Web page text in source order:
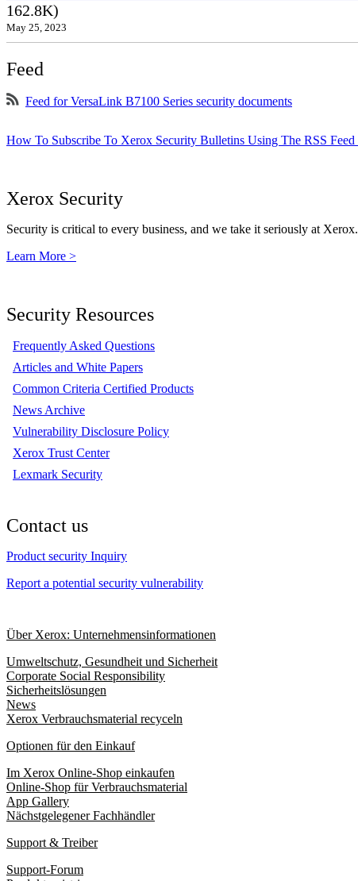
162.8K)
May 25, 2023
Feed
Feed for VersaLink B7100 Series security documents
How To Subscribe To Xerox Security Bulletins Using The RSS
Xerox Security
Security is critical to every business, and we take it seriously at Xerox.
Learn More >
Security Resources
Frequently Asked Questions
Articles and White Papers
Common Criteria Certified Products
News Archive
Vulnerability Disclosure Policy
Xerox Trust Center
Lexmark Security
Contact us
Product security Inquiry
Report a potential security vulnerability
Über Xerox: Unternehmensinformationen
Umweltschutz, Gesundheit und Sicherheit
Corporate Social Responsibility
Sicherheitslösungen
News
Xerox Verbrauchsmaterial recyceln
Optionen für den Einkauf
Im Xerox Online-Shop einkaufen
Online-Shop für Verbrauchsmaterial
App Gallery
Nächstgelegener Fachhändler
Support & Treiber
Support-Forum